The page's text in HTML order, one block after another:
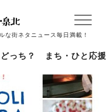
な街ネタニュース毎日満載！
っち？ まち・ひと応援